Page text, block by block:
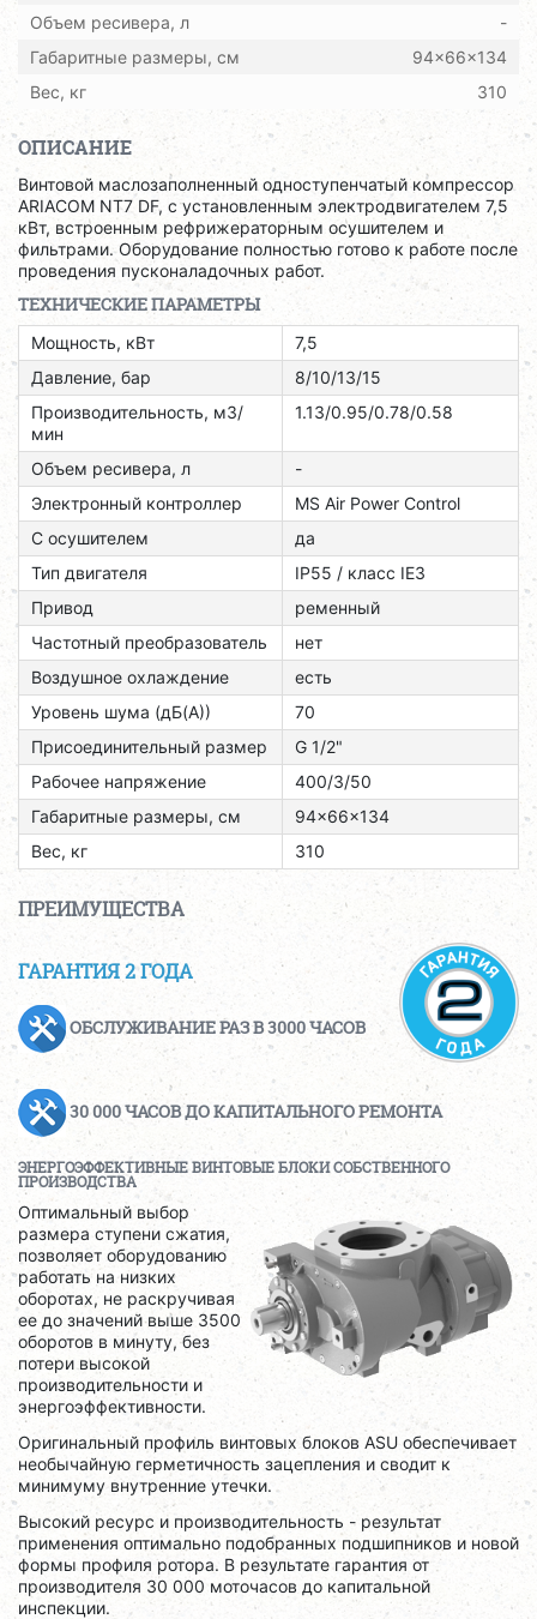
Объем ресивера, л
-
Габаритные размеры, см
94x66x134
Вес, кг
310
ОПИСАНИЕ
Винтовой маслозаполненный одноступенчатый компрессор
ARIACOM NT7 DF, с установленным электродвигателем 7,5
кВт, встроенным рефрижераторным осушителем и
фильтрами. Оборудование полностью готово к работе после
проведения пусконаладочных работ.
ТЕХНИЧЕСКИЕ ПАРАМЕТРЫ
Мощность, кВт
7,5
Давление, бар
8/10/13/15
Производительность, м3/
мин
1.13/0.95/0.78/0.58
Объем ресивера, л
-
Электронный контроллер
MS Air Power Control
С осушителем
да
Тип двигателя
ІР55 / класс ІЕЗ
Привод
ременный
Частотный преобразователь
нет
Воздушное охлаждение
есть
Уровень шума (дБ(А))
70
Присоединительный размер
G 1/2"
Рабочее напряжение
400/3/50
Габаритные размеры, см
94x66x134
Вес, кг
310
ПРЕИМУЩЕСТВА
ГАРАНТИЯ 2 ГОДА
ОБСЛУЖИВАНИЕ РАЗ В 3000 ЧАСОВ
30 000 ЧАСОВ ДО КАПИТАЛЬНОГО РЕМОНТА
ЭНЕРГОЭФФЕКТИВНЫЕ ВИНТОВЫЕ БЛОКИ СОБСТВЕННОГО
ПРОИЗВОДСТВА
Оптимальный выбор
размера ступени сжатия,
позволяет оборудованию
работать на низких
оборотах, не раскручивая
ее до значений выше 3500
оборотов в минуту, без
потери высокой
производительности и
энергоэффективности.
Оригинальный профиль винтовых блоков ASU обеспечивает
необычайную герметичность зацепления и сводит к
минимуму внутренние утечки.
Высокий ресурс и производительность - результат
применения оптимально подобранных подшипников и новой
формы профиля ротора. В результате гарантия от
производителя 30 000 моточасов до капитальной
инспекции.